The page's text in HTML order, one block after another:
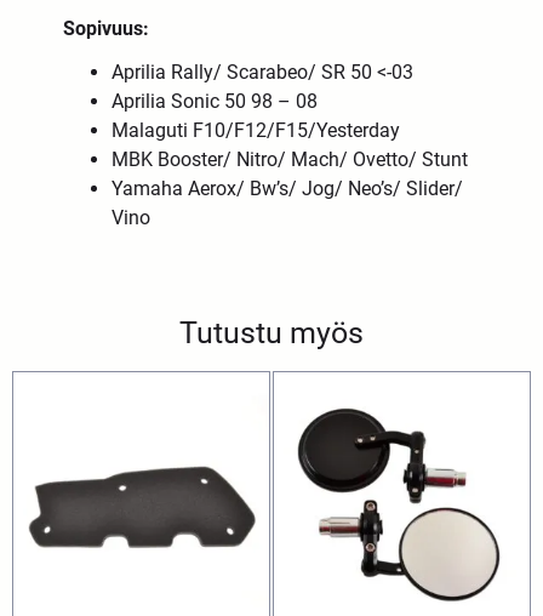
Sopivuus:
Aprilia Rally/ Scarabeo/ SR 50 <-03
Aprilia Sonic 50 98 – 08
Malaguti F10/F12/F15/Yesterday
MBK Booster/ Nitro/ Mach/ Ovetto/ Stunt
Yamaha Aerox/ Bw’s/ Jog/ Neo’s/ Slider/
Vino
Tutustu myös